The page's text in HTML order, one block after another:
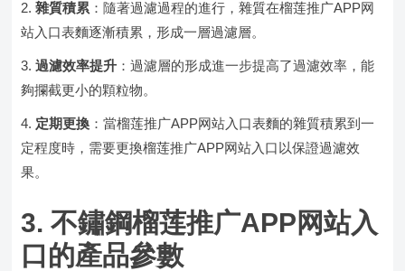
雜質積累 ：隨著過濾過程的進行，雜質在榴莲推广APP网
站入口表麵逐漸積累，形成一層過濾層。
過濾效率提升 ：過濾層的形成進一步提高了過濾效率，能
夠攔截更小的顆粒物。
定期更換 ：當榴莲推广APP网站入口表麵的雜質積累到一
定程度時，需要更換榴莲推广APP网站入口以保證過濾效
果。
3. 不鏽鋼榴莲推广APP网站入
口的產品參數